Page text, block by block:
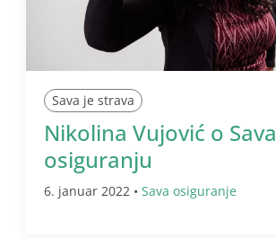
Sava je strava
Nikolina Vujović o Sava
osiguranju
6. januar 2022 • Sava osiguranje